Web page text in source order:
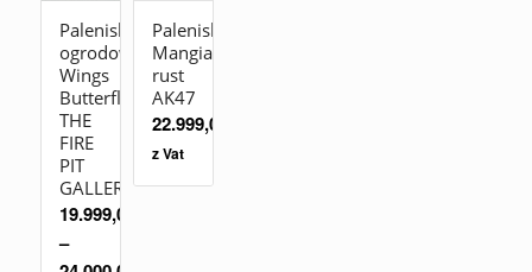
Palenisko
ogrodowe
Wings
Butterfly
THE
FIRE
PIT
GALLERY
19.999,00
–
Palenisko
Mangiafuoco
rust
AK47
22.999,00
z Vat